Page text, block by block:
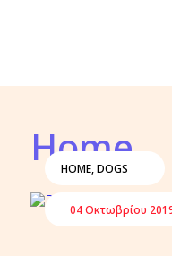
Home
HOME,DOGS
04 Οκτωβρίου